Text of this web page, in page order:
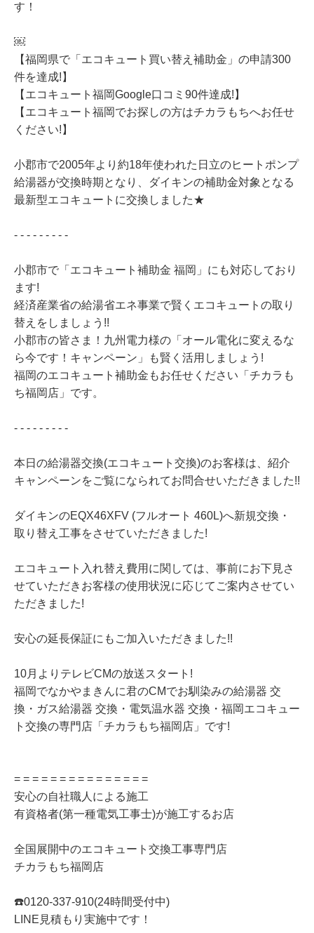
す！
￼
【福岡県で「エコキュート買い替え補助金」の申請300
件を達成!】
【エコキュート福岡Google口コミ90件達成!】
【エコキュート福岡でお探しの方はチカラもちへお任せ
ください!】
小郡市で2005年より約18年使われた日立のヒートポンプ
給湯器が交換時期となり、ダイキンの補助金対象となる
最新型エコキュートに交換しました★
- - - - - - - - -
小郡市で「エコキュート補助金 福岡」にも対応しており
ます!
経済産業省の給湯省エネ事業で賢くエコキュートの取り
替えをしましょう!!
小郡市の皆さま！九州電力様の「オール電化に変えるな
ら今です！キャンペーン」も賢く活用しましょう!
福岡のエコキュート補助金もお任せください「チカラも
ち福岡店」です。
- - - - - - - - -
本日の給湯器交換(エコキュート交換)のお客様は、紹介
キャンペーンをご覧になられてお問合せいただきました!!
ダイキンのEQX46XFV (フルオート 460L)へ新規交換・
取り替え工事をさせていただきました!
エコキュート入れ替え費用に関しては、事前にお下見さ
せていただきお客様の使用状況に応じてご案内させてい
ただきました!
安心の延長保証にもご加入いただきました!!
10月よりテレビCMの放送スタート!
福岡でなかやまきんに君のCMでお馴染みの給湯器 交
換・ガス給湯器 交換・電気温水器 交換・福岡エコキュー
ト交換の専門店「チカラもち福岡店」です!
= = = = = = = = = = = = = = =
安心の自社職人による施工
有資格者(第一種電気工事士)が施工するお店
全国展開中のエコキュート交換工事専門店
チカラもち福岡店
☎️0120-337-910(24時間受付中)
LINE見積もり実施中です！